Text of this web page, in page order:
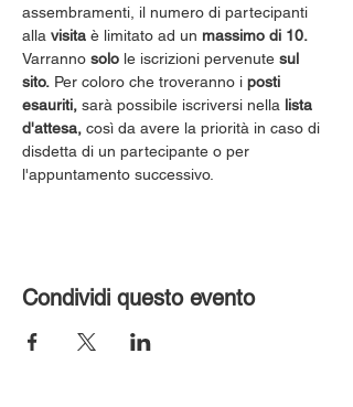
assembramenti, il numero di partecipanti
alla visita è limitato ad un massimo di 10.
Varranno solo le iscrizioni pervenute sul
sito. Per coloro che troveranno i posti
esauriti, sarà possibile iscriversi nella lista
d'attesa, così da avere la priorità in caso di
disdetta di un partecipante o per
l'appuntamento successivo.
Condividi questo evento